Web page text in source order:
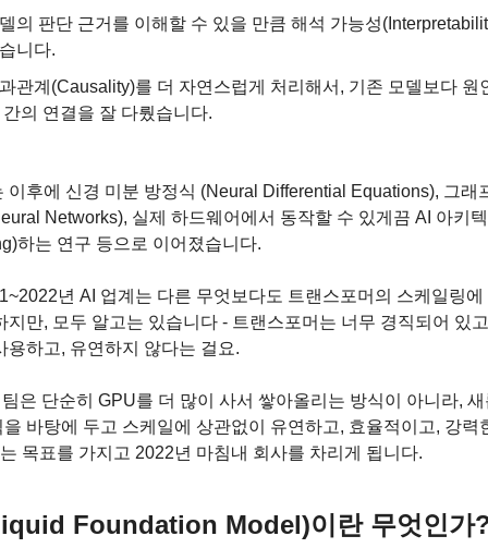
의 판단 근거를 이해할 수 있을 만큼 해석 가능성
니다.
관계(Causality)를 더 자연스럽게 처리해서, 기존 모델보다 원
간의 연결을 잘 다뤘습니다.
이후에 신경 미분 방정식 (Neural Differential Equations), 그래
Networks), 실제 하드웨어에서 동작할 수 있게끔 AI 아키
하는 연구 등으로 이어졌습니다.
년 AI 업계는 다른 무엇보다도 트랜스포머의 스케일링
지만, 모두 알고는 있습니다 - 트랜스포머는 너무 경직되어 있
용하고, 유연하지 않다는 걸요.
은 단순히 GPU를 더 많이 사서 쌓아올리는 방식이 아니라,
바탕에 두고 스케일에 상관없이 유연하고, 효율적이고, 강력
목표를 가지고 2022년 마침내 회사를 차리게 됩니다.
Foundation Model)이란 무엇인가